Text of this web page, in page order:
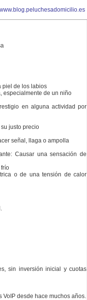
piel de los labios
especialmente de un niño
en alguna actividad por
justo precio
señal, llaga o ampolla
Causar una sensación de
o de una tensión de calor
sin inversión inicial y cuotas
desde hace muchos años.